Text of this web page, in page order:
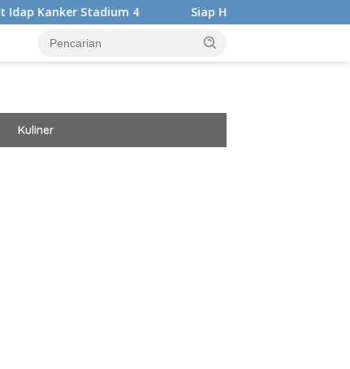
4 Siap Harumkan Nama Bangsa, Audrey Bianca
Kuliner